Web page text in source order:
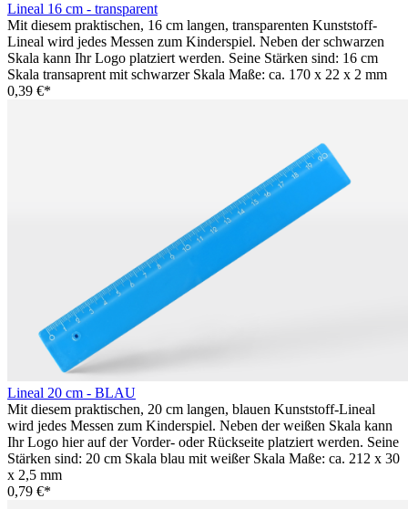
Lineal 16 cm - transparent
Mit diesem praktischen, 16 cm langen, transparenten Kunststoff-
Lineal wird jedes Messen zum Kinderspiel. Neben der schwarzen
Skala kann Ihr Logo platziert werden. Seine Stärken sind: 16 cm
Skala transaprent mit schwarzer Skala Maße: ca. 170 x 22 x 2 mm
0,39 €*
Lineal 20 cm - BLAU
Mit diesem praktischen, 20 cm langen, blauen Kunststoff-Lineal
wird jedes Messen zum Kinderspiel. Neben der weißen Skala kann
Ihr Logo hier auf der Vorder- oder Rückseite platziert werden. Seine
Stärken sind: 20 cm Skala blau mit weißer Skala Maße: ca. 212 x 30
x 2,5 mm
0,79 €*